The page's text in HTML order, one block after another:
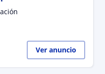
Ver anuncio